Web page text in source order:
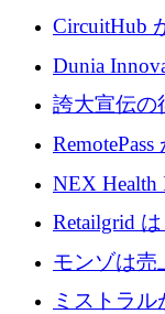
クチャ イ
プレシード
CircuitHub
子機器製造
Dunia
産業化する
誇大宣伝の
クターはフ
ラットフォ
NEX Health
100万ユー
Retailgrid
ラウンドで
ゲットにし
モンゾは売
ミストラ